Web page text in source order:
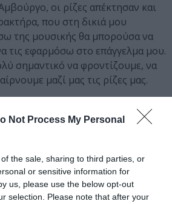
Not Process My Personal
the sale, sharing to third parties, or
or sensitive information for
us, please use the below opt-out
selection. Please note that after your
οι ρίζες απέκτησαν και
που στη δικιά μου
της μουσικής θα μπορούσα να
τις εφαρμόσω στο επάγγελμα μου.
σημαντικό να φροντίζουμε, να
μαζί μας τις ρίζες μας.